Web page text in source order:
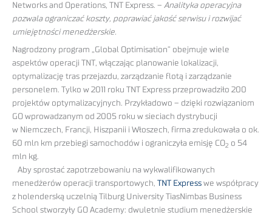
Networks and Operations, TNT Express. – Analityka operacyjna
pozwala ograniczać koszty, poprawiać jakość serwisu i rozwijać
umiejętności menedżerskie.
Nagrodzony program „Global Optimisation” obejmuje wiele
aspektów operacji TNT, włączając planowanie lokalizacji,
optymalizację tras przejazdu, zarządzanie flotą i zarządzanie
personelem. Tylko w 2011 roku TNT Express przeprowadziło 200
projektów optymalizacyjnych. Przykładowo – dzięki rozwiązaniom
GO wprowadzanym od 2005 roku w sieciach dystrybucji
w Niemczech, Francji, Hiszpanii i Włoszech, firma zredukowała o ok.
60 mln km przebiegi samochodów i ograniczyła emisję CO2 o 54
mln kg.
Aby sprostać zapotrzebowaniu na wykwalifikowanych
menedżerów operacji transportowych, TNT Express we współpracy
z holenderską uczelnią Tilburg University TiasNimbas Business
School stworzyły GO Academy: dwuletnie studium menedżerskie